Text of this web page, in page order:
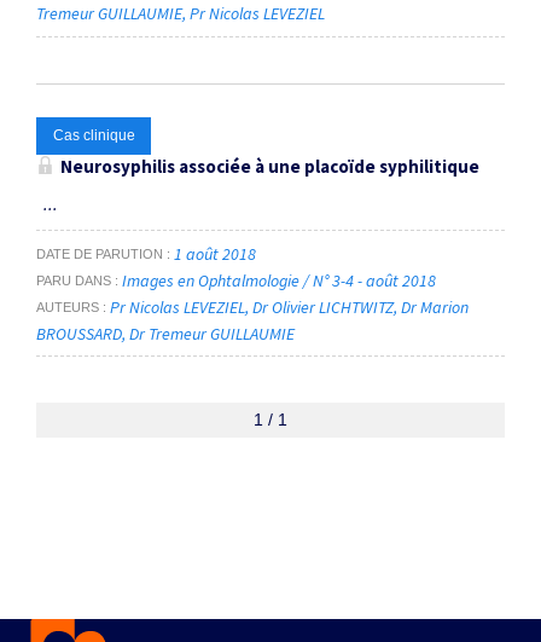
Tremeur GUILLAUMIE Pr Nicolas LEVEZIEL
Cas clinique
Neurosyphilis associée à une placoïde syphilitique
...
DATE DE PARUTION 1 août 2018
PARU DANS Images en Ophtalmologie / N° 3-4 - août 2018
AUTEURS Pr Nicolas LEVEZIEL Dr Olivier LICHTWITZ Dr Marion
BROUSSARD Dr Tremeur GUILLAUMIE
1 / 1